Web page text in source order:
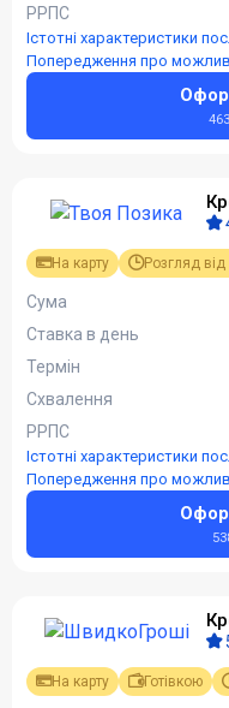
РРПС
Істотні характеристики
Попередження про
На карту Розгляд від
Сума
Ставка в день
Термін
Схвалення
РРПС
Істотні характеристики
Попередження про
На карту Готівкою